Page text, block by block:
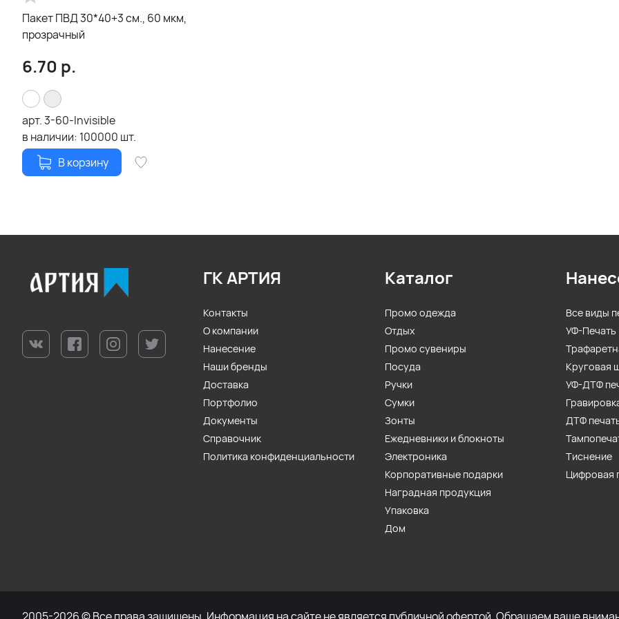
Пакет ПВД 30*40+3 см., 60 мкм,
прозрачный
6.70 р.
арт.3-60-Invisible
в наличии: 100000 шт.
В корзину
ГК АРТИЯ
Контакты
О компании
Нанесение
Наши бренды
Доставка
Портфолио
Документы
Справочник
Политика конфиденциальности
Каталог
Промо одежда
Отдых
Промо сувениры
Посуда
Ручки
Сумки
Зонты
Ежедневники и блокноты
Электроника
Корпоративные подарки
Наградная продукция
Упаковка
Дом
Все виды
УФ-Печать
Круговая
УФ-ДТФ
ДТФ
Тиснение
Цифровая